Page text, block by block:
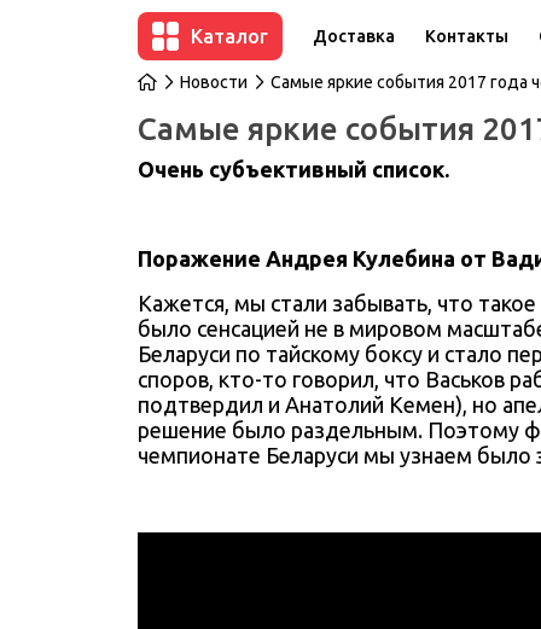
Каталог Доставка Контакты
Новости Самые яркие события 2017 года
Самые яркие события
Очень субъективный список.
Поражение Андрея Кулебина от
Кажется, мы стали забывать, что
было сенсацией не в мировом
Беларуси по тайскому боксу и стало
споров, кто-то говорил, что Васьков
подтвердил и Анатолий Кемен), но
решение было раздельным. Поэтому
чемпионате Беларуси мы узнаем было